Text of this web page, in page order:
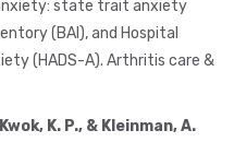
state trait anxiety
(BAI), and Hospital
(HADS-A). Arthritis care &
K. P., & Kleinman, A.